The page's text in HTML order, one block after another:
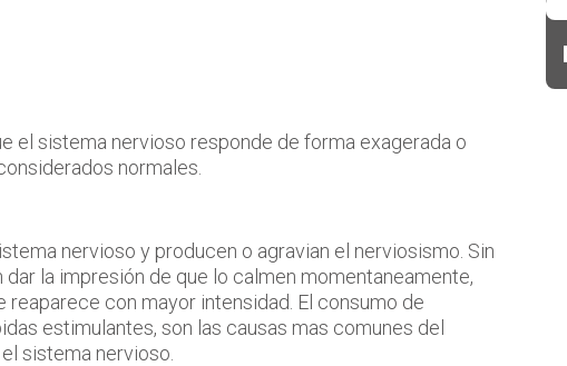
el sistema nervioso responde de forma exagerada o
normales.
nervioso y producen o agravian el nerviosismo. Sin
la impresión de que lo calmen momentaneamente,
con mayor intensidad. El consumo de
estimulantes, son las causas mas comunes del
sistema nervioso.